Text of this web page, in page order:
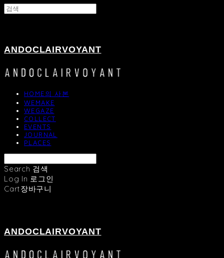
ANDOCLAIRVOYANT
HOME의 사본
WEMAKE
WEGAZE
COLLECT
EVENTS
JOURNAL
PLACES
Search 검색
Log In 로그인
Cart장바구니
ANDOCLAIRVOYANT